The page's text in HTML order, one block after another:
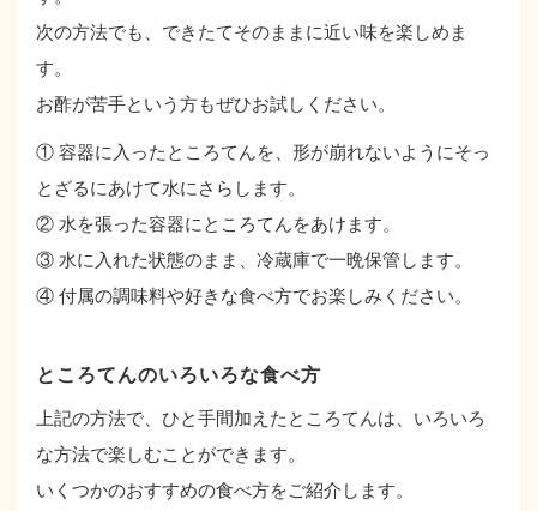
次の方法でも、できたてそのままに近い味を楽しめま
す。
お酢が苦手という方もぜひお試しください。
① 容器に入ったところてんを、形が崩れないようにそっ
とざるにあけて水にさらします。
② 水を張った容器にところてんをあけます。
③ 水に入れた状態のまま、冷蔵庫で一晩保管します。
④ 付属の調味料や好きな食べ方でお楽しみください。
ところてんのいろいろな食べ方
上記の方法で、ひと手間加えたところてんは、いろいろ
な方法で楽しむことができます。
いくつかのおすすめの食べ方をご紹介します。